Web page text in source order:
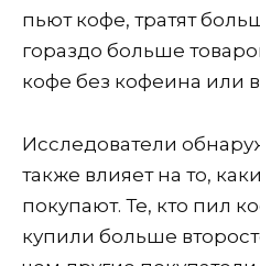
пьют кофе, тратят
гораздо больше
кофе без кофеина или
Исследователи
также влияет на то,
покупают. Те, кто пил
купили больше